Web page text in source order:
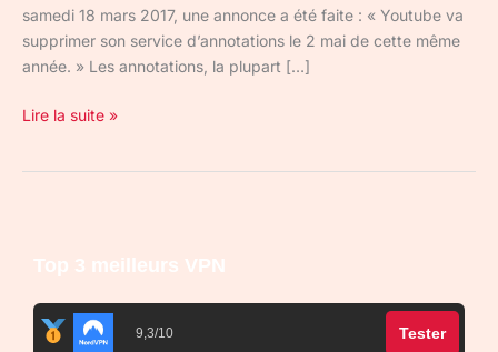
samedi 18 mars 2017, une annonce a été faite : « Youtube va
supprimer son service d’annotations le 2 mai de cette même
année. » Les annotations, la plupart […]
Lire la suite »
Top 3 meilleurs VPN
9,3/10 Tester